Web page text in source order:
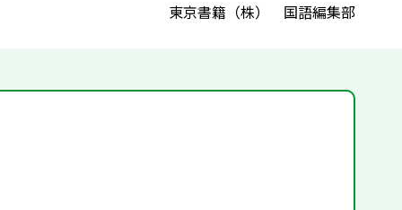
東京書籍（株） 国語編集部